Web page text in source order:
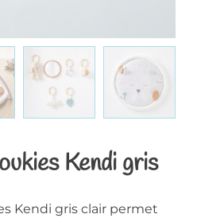
Kendi gris
Kendi gris clair permet